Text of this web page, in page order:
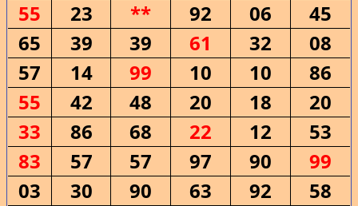
55
23 ** 92 06
45
65
39 39 61 32
08
57
14 99 10 10
86
55
42 48 20 18
20
33
86 68 22 12
53
83
57 57 97 90
99
03
30 90 63 92
58